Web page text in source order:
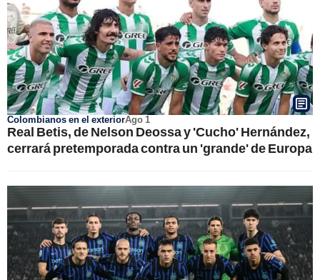
Colombianos en el exteriorAgo 1
Real Betis, de Nelson Deossa y 'Cucho' Hernández,
cerrará pretemporada contra un 'grande' de Europa